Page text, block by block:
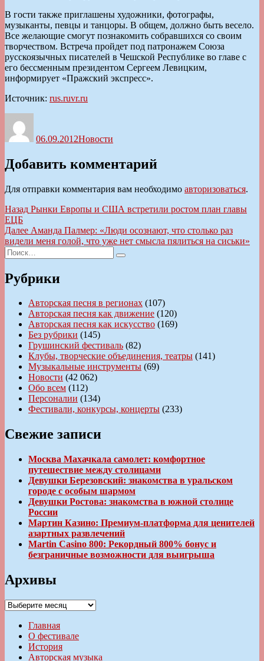
В гости также приглашены художники, фотографы,
музыканты, певцы и танцоры. В общем, должно быть весело.
Все желающие смогут познакомить собравшихся со своим
творчеством. Встреча пройдет под патронажем Союза
русскоязычных писателей в Чешской Республике во главе с
его бессменным президентом Сергеем Левицким,
информирует «Пражский экспресс».
Источник: rus.ruvr.ru
06.09.2012Новости
Добавить комментарий
Для отправки комментария вам необходимо авторизоваться.
Навигация
по
записям
Назад Предыдущая
Рынки Европы и США встретили ростом план главы
ЕЦБ
Далее Следующая
запись:
Аманда Палмер: «Люди осознают, что столько раз
видели меня голой, что уже нет смысла пялиться на сиськи»
Искать:
Поиск
Рубрики
Авторская песня в регионах (107)
Авторская песня как движение (120)
Авторская песня как искусство (169)
Без рубрики (145)
Грушинский фестиваль (82)
Клубы, творческие объединения, театры (141)
Музыкальные инструменты (69)
Новости (42 062)
Обо всем (112)
Персоналии (134)
Фестивали, конкурсы, концерты (233)
Свежие записи
Москва Махачкала самолет: комфортное
путешествие между столицами
Девушки Березовский: знакомства в уральском
городе с особым шармом
Девушки Ростова: знакомства в южной столице
России
Мартин Казино: Премиум-платформа для ценителей
азартных развлечений
Martin Casino 800: Рекордный 800% бонус и
безграничные возможности для выигрыша
Архивы
Архивы
Главная
О фестивале
История
Авторская музыка